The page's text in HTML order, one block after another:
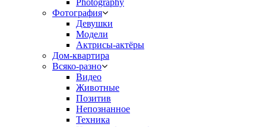
Фотография
Девушки
Модели
Актрисы-актёры
Дом-квартира
Всяко-разно
Видео
Животные
Позитив
Непознанное
Техника